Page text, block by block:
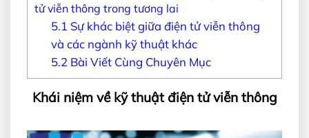
tử viễn thông trong tương lai
5.1 Sự khác biệt giữa điện tử viễn thông
và các ngành kỹ thuật khác
5.2 Bài Viết Cùng Chuyên Mục
Khái niệm về kỹ thuật điện tử viễn thông